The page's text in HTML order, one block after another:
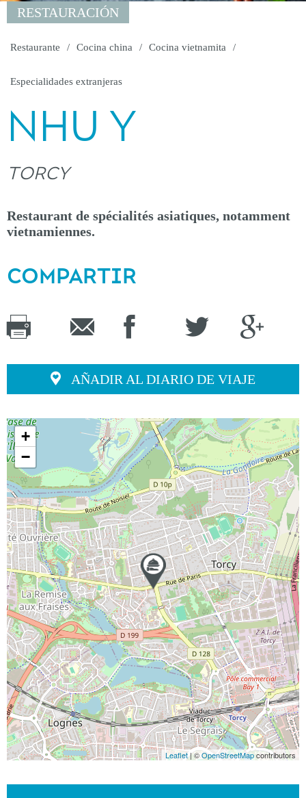
RESTAURACIÓN
Restaurante Cocina china Cocina vietnamita
Especialidades extranjeras
NHU Y
TORCY
Restaurant de spécialités asiatiques, notamment
vietnamiennes.
COMPARTIR
AÑADIR AL DIARIO DE VIAJE
+
−
Leaflet| ©OpenStreetMapcontributors